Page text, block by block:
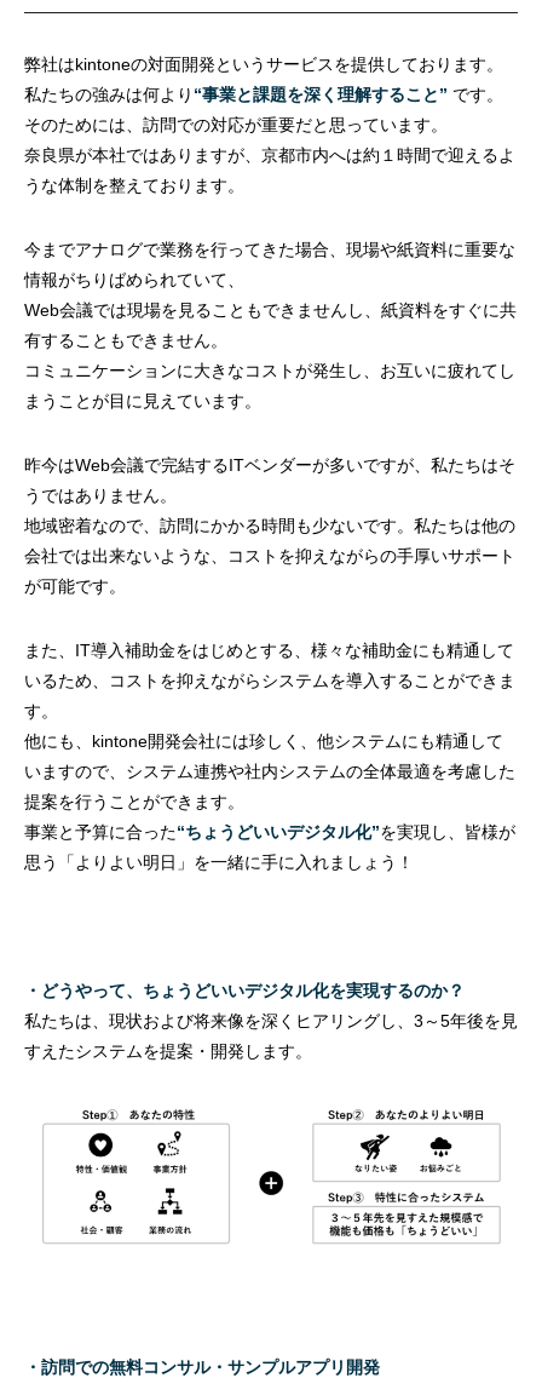
弊社はkintoneの対面開発というサービスを提供しております。
私たちの強みは何より “事業と課題を深く理解すること” です。
そのためには、訪問での対応が重要だと思っています。
奈良県が本社ではありますが、京都市内へは約１時間で迎えるよ
うな体制を整えております。
今までアナログで業務を行ってきた場合、現場や紙資料に重要な
情報がちりばめられていて、
Web会議では現場を見ることもできませんし、紙資料をすぐに共
有することもできません。
コミュニケーションに大きなコストが発生し、お互いに疲れてし
まうことが目に見えています。
昨今はWeb会議で完結するITベンダーが多いですが、私たちはそ
うではありません。
地域密着なので、訪問にかかる時間も少ないです。私たちは他の
会社では出来ないような、コストを抑えながらの手厚いサポート
が可能です。
また、IT導入補助金をはじめとする、様々な補助金にも精通して
いるため、コストを抑えながらシステムを導入することができま
す。
他にも、kintone開発会社には珍しく、他システムにも精通して
いますので、システム連携や社内システムの全体最適を考慮した
提案を行うことができます。
事業と予算に合った“ちょうどいいデジタル化”を実現し、皆様が
思う「よりよい明日」を一緒に手に入れましょう！
・どうやって、ちょうどいいデジタル化を実現するのか？
私たちは、現状および将来像を深くヒアリングし、3～5年後を見
すえたシステムを提案・開発します。
・訪問での無料コンサル・サンプルアプリ開発